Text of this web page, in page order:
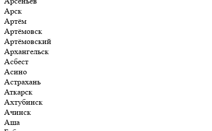
Арск
Артём
Артёмовск
Артёмовский
Архангельск
Асбест
Асино
Астрахань
Аткарск
Ахтубинск
Ачинск
Аша